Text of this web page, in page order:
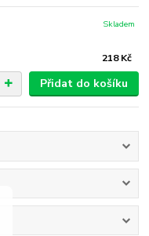
218 Kč
Skladem
Přidat do košíku